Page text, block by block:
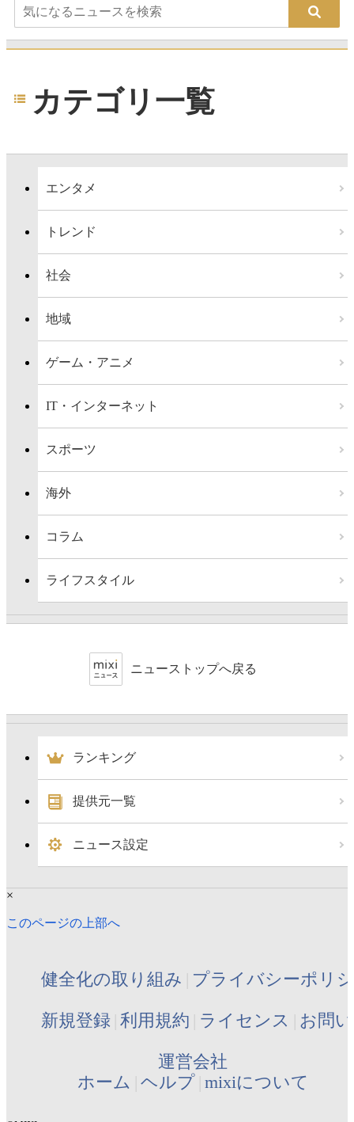
カテゴリ一覧
エンタメ
トレンド
社会
地域
ゲーム・アニメ
IT・インターネット
スポーツ
海外
コラム
ライフスタイル
ニューストップへ戻る
ランキング
提供元一覧
ニュース設定
×
このページの上部へ
健全化の取り組み プライバシーポリ
新規登録 利用規約 ライセンス お問
運営会社
ホーム ヘルプ mixiについて